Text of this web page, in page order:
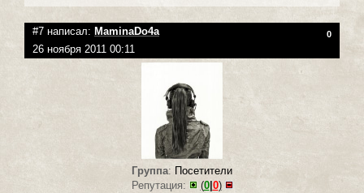
#7 написал: MaminaDo4a 0
26 ноября 2011 00:11
Группа: Посетители
Репутация:
(0| 0)